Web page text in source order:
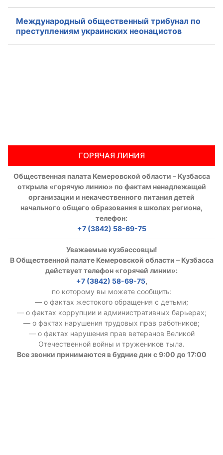
Международный общественный трибунал по
преступлениям украинских неонацистов
ГОРЯЧАЯ ЛИНИЯ
Общественная палата Кемеровской области – Кузбасса
открыла «горячую линию» по фактам ненадлежащей
организации и некачественного питания детей
начального общего образования в школах региона,
телефон:
+7 (3842) 58-69-75
Уважаемые кузбассовцы!
В Общественной палате Кемеровской области – Кузбасса
действует телефон «горячей линии»:
+7 (3842) 58-69-75,
по которому вы можете сообщить:
— о фактах жестокого обращения с детьми;
— о фактах коррупции и административных барьерах;
— о фактах нарушения трудовых прав работников;
— о фактах нарушения прав ветеранов Великой
Отечественной войны и тружеников тыла.
Все звонки принимаются в будние дни с 9:00 до 17:00